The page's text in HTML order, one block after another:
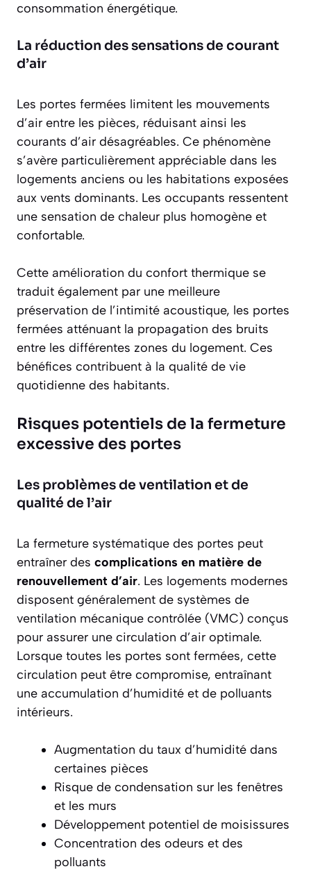
consommation énergétique.
La réduction des sensations de courant
d’air
Les portes fermées limitent les mouvements
d’air entre les pièces, réduisant ainsi les
courants d’air désagréables. Ce phénomène
s’avère particulièrement appréciable dans les
logements anciens ou les habitations exposées
aux vents dominants. Les occupants ressentent
une sensation de chaleur plus homogène et
confortable.
Cette amélioration du confort thermique se
traduit également par une meilleure
préservation de l’intimité acoustique, les portes
fermées atténuant la propagation des bruits
entre les différentes zones du logement. Ces
bénéfices contribuent à la qualité de vie
quotidienne des habitants.
Risques potentiels de la fermeture
excessive des portes
Les problèmes de ventilation et de
qualité de l’air
La fermeture systématique des portes peut
entraîner des complications en matière de
renouvellement d’air. Les logements modernes
disposent généralement de systèmes de
ventilation mécanique contrôlée (VMC) conçus
pour assurer une circulation d’air optimale.
Lorsque toutes les portes sont fermées, cette
circulation peut être compromise, entraînant
une accumulation d’humidité et de polluants
intérieurs.
Augmentation du taux d’humidité dans
certaines pièces
Risque de condensation sur les fenêtres
et les murs
Développement potentiel de moisissures
Concentration des odeurs et des
polluants